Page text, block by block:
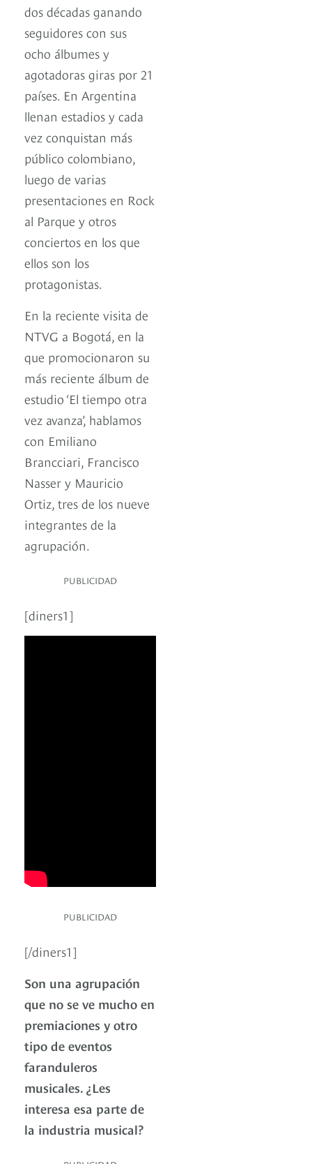
dos décadas ganando
seguidores con sus
ocho álbumes y
agotadoras giras por 21
países. En Argentina
llenan estadios y cada
vez conquistan más
público colombiano,
luego de varias
presentaciones en Rock
al Parque y otros
conciertos en los que
ellos son los
protagonistas.
En la reciente visita de
NTVG a Bogotá, en la
que promocionaron su
más reciente álbum de
estudio ‘El tiempo otra
vez avanza’, hablamos
con Emiliano
Brancciari, Francisco
Nasser y Mauricio
Ortiz, tres de los nueve
integrantes de la
agrupación.
PUBLICIDAD
[diners1]
PUBLICIDAD
[/diners1]
Son una agrupación
que no se ve mucho en
premiaciones y otro
tipo de eventos
faranduleros
musicales. ¿Les
interesa esa parte de
la industria musical?